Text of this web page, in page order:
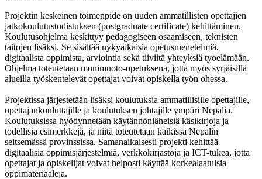
Projektin keskeinen toimenpide on uuden ammatillisten opettajien
jatkokoulutustodistuksen (postgraduate certificate) kehittäminen.
Koulutusohjelma keskittyy pedagogiseen osaamiseen, teknisten
taitojen lisäksi. Se sisältää nykyaikaisia opetusmenetelmiä,
digitaalista oppimista, arviointia sekä tiiviitä yhteyksiä työelämään.
Ohjelma toteutetaan monimuoto-opetuksena, jotta myös syrjäisillä
alueilla työskentelevät opettajat voivat opiskella työn ohessa.
Projektissa järjestetään lisäksi koulutuksia ammatillisille opettajille,
opettajankouluttajille ja koulutuksen johtajille ympäri Nepalia.
Koulutuksissa hyödynnetään käytännönläheisiä käsikirjoja ja
todellisia esimerkkejä, ja niitä toteutetaan kaikissa Nepalin
seitsemässä provinssissa. Samanaikaisesti projekti kehittää
digitaalisia oppimisjärjestelmiä, verkkokirjastoja ja ICT-tukea, jotta
opettajat ja opiskelijat voivat helposti käyttää korkealaatuisia
oppimateriaaleja.